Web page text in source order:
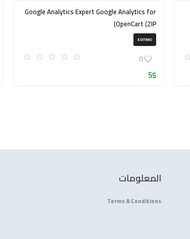
Google Analytics Expert Google Analytics for
OpenCart (ZIP)
EDITMO
0
5$
المعلومات
Terms & Conditions